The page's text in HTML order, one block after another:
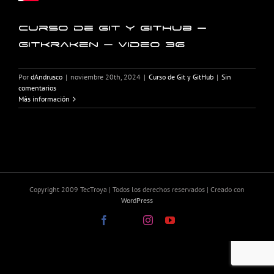
Curso de Git y GitHub –
GitKraken – Video 36
Por dAndrusco | noviembre 20th, 2024 | Curso de Git y GitHub | Sin
comentarios
Más información
Copyright 2009 TecTroya | Todos los derechos reservados | Creado con
WordPress
Facebook InstagramYouTube